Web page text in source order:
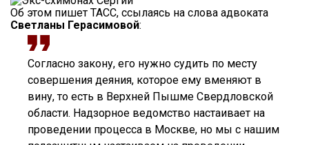
Об этом пишет ТАСС, ссылаясь на слова адвоката
Светланы Герасимовой:
Согласно закону, его нужно судить по месту
совершения деяния, которое ему вменяют в
вину, то есть в Верхней Пышме Свердловской
области. Надзорное ведомство настаивает на
проведении процесса в Москве, но мы с нашим